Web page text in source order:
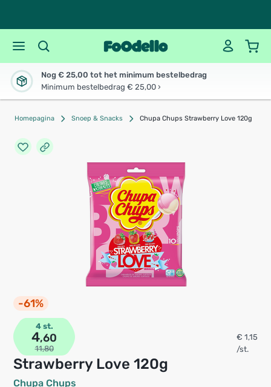
Nog € 25,00 tot het minimum bestelbedrag
Minimum bestelbedrag € 25,00 ›
Homepagina Snoep & Snacks Chupa Chups Strawberry Love 120g
-61%
Strawberry Love 120g
Chupa Chups
4 st.
4,60
11,80
€ 1,15
/st.